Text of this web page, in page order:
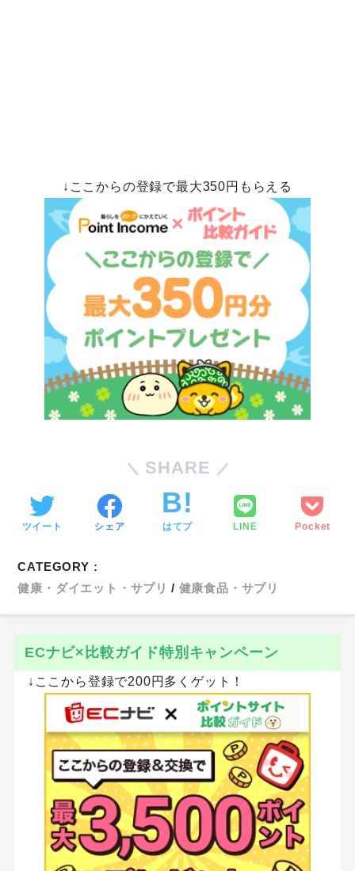
↓ここからの登録で最大350円もらえる
SHARE
ツイート シェア はてブ LINE Pocket
CATEGORY :
健康・ダイエット・サプリ
健康食品・サプリ
ECナビ×比較ガイド特別キャンペーン
↓ここから登録で200円多くゲット！